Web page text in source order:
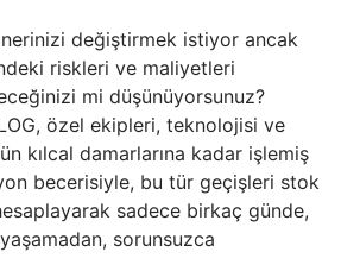
değiştirmek istiyor ancak
riskleri ve maliyetleri
mi düşünüyorsunuz?
özel ekipleri, teknolojisi ve
kılcal damarlarına kadar işlemiş
becerisiyle, bu tür geçişleri stok
sadece birkaç günde,
sorunsuzca